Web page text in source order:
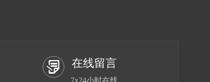
在线留言
7x24小时在线